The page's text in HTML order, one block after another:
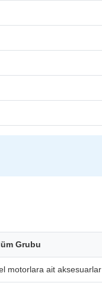
Grubu
motorlara ait aksesuarlar